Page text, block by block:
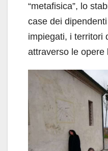
“metafisica”, lo
case dei
impiegati, i
attraverso le opere